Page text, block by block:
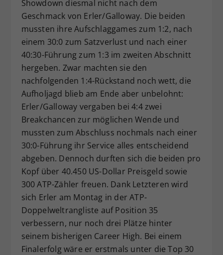
Showdown diesmal nicht nach dem
Geschmack von Erler/Galloway. Die beiden
mussten ihre Aufschlaggames zum 1:2, nach
einem 30:0 zum Satzverlust und nach einer
40:30-Führung zum 1:3 im zweiten Abschnitt
hergeben. Zwar machten sie den
nachfolgenden 1:4-Rückstand noch wett, die
Aufholjagd blieb am Ende aber unbelohnt:
Erler/Galloway vergaben bei 4:4 zwei
Breakchancen zur möglichen Wende und
mussten zum Abschluss nochmals nach einer
30:0-Führung ihr Service alles entscheidend
abgeben. Dennoch durften sich die beiden pro
Kopf über 40.450 US-Dollar Preisgeld sowie
300 ATP-Zähler freuen. Dank Letzteren wird
sich Erler am Montag in der ATP-
Doppelweltrangliste auf Position 35
verbessern, nur noch drei Plätze hinter
seinem bisherigen Career High. Bei einem
Finalerfolg wäre er erstmals unter die Top 30